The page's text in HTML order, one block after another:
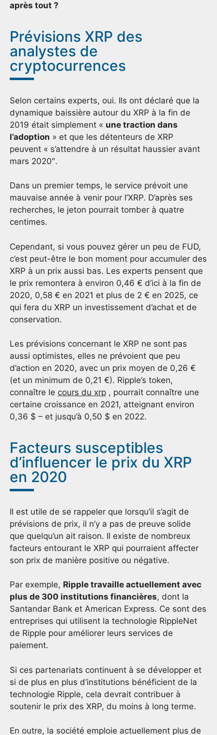
après tout ?
Prévisions XRP des
analystes de
cryptocurrences
Selon certains experts, oui. Ils ont déclaré que la
dynamique baissière autour du XRP à la fin de
2019 était simplement « une traction dans
l’adoption » et que les détenteurs de XRP
peuvent « s’attendre à un résultat haussier avant
mars 2020″.
Dans un premier temps, le service prévoit une
mauvaise année à venir pour l’XRP. D’après ses
recherches, le jeton pourrait tomber à quatre
centimes.
Cependant, si vous pouvez gérer un peu de FUD,
c’est peut-être le bon moment pour accumuler des
XRP à un prix aussi bas. Les experts pensent que
le prix remontera à environ 0,46 € d’ici à la fin de
2020, 0,58 € en 2021 et plus de 2 € en 2025, ce
qui fera du XRP un investissement d’achat et de
conservation.
Les prévisions concernant le XRP ne sont pas
aussi optimistes, elles ne prévoient que peu
d’action en 2020, avec un prix moyen de 0,26 €
(et un minimum de 0,21 €). Ripple’s token,
connaître le cours du xrp , pourrait connaître une
certaine croissance en 2021, atteignant environ
0,36 $ – et jusqu’à 0,50 $ en 2022.
Facteurs susceptibles
d’influencer le prix du XRP
en 2020
Il est utile de se rappeler que lorsqu’il s’agit de
prévisions de prix, il n’y a pas de preuve solide
que quelqu’un ait raison. Il existe de nombreux
facteurs entourant le XRP qui pourraient affecter
son prix de manière positive ou négative.
Par exemple, Ripple travaille actuellement avec
plus de 300 institutions financières, dont la
Santandar Bank et American Express. Ce sont des
entreprises qui utilisent la technologie RippleNet
de Ripple pour améliorer leurs services de
paiement.
Si ces partenariats continuent à se développer et
si de plus en plus d’institutions bénéficient de la
technologie Ripple, cela devrait contribuer à
soutenir le prix des XRP, du moins à long terme.
En outre, la société emploie actuellement plus de